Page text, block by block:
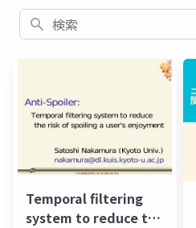
検索
Temporal filtering
system to reduce the